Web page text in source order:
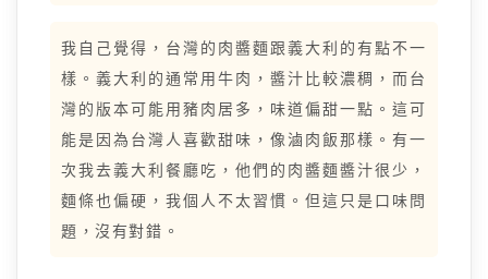
我自己覺得，台灣的肉醬麵跟義大利的有點不一
樣。義大利的通常用牛肉，醬汁比較濃稠，而台
灣的版本可能用豬肉居多，味道偏甜一點。這可
能是因為台灣人喜歡甜味，像滷肉飯那樣。有一
次我去義大利餐廳吃，他們的肉醬麵醬汁很少，
麵條也偏硬，我個人不太習慣。但這只是口味問
題，沒有對錯。